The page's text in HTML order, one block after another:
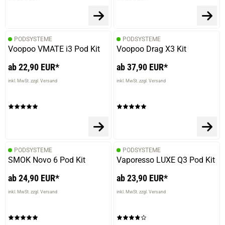
PODSYSTEME
Voopoo VMATE i3 Pod Kit
ab 22,90 EUR*
inkl. MwSt. zzgl. Versand
PODSYSTEME
Voopoo Drag X3 Kit
ab 37,90 EUR*
inkl. MwSt. zzgl. Versand
PODSYSTEME
SMOK Novo 6 Pod Kit
ab 24,90 EUR*
inkl. MwSt. zzgl. Versand
PODSYSTEME
Vaporesso LUXE Q3 Pod Kit
ab 23,90 EUR*
inkl. MwSt. zzgl. Versand